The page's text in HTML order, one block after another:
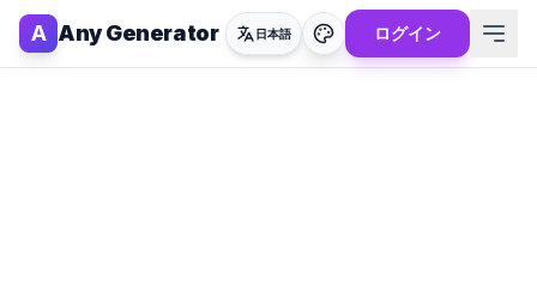
A Any Generator 日本語 ログイン